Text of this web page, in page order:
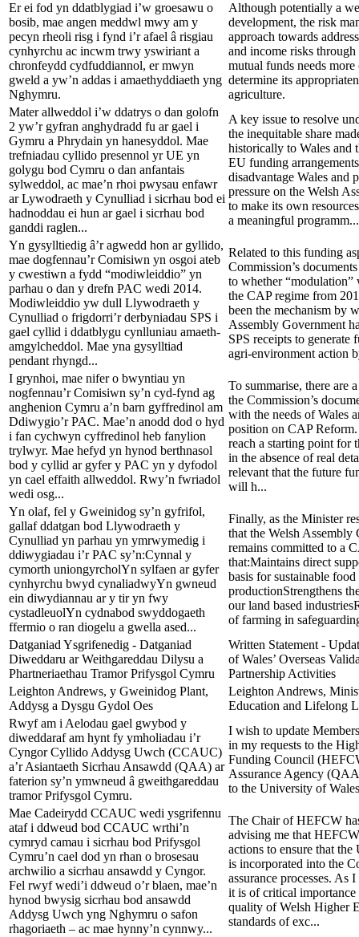
Er ei fod yn ddatblygiad i’w groesawu o
bosib, mae angen meddwl mwy am y
pecyn rheoli risg i fynd i’r afael â risgiau
cynhyrchu ac incwm trwy yswiriant a
chronfeydd cydfuddiannol, er mwyn
gweld a yw’n addas i amaethyddiaeth yng
Nghymru.
Although potentially a
development, the risk
approach towards
and income risks through
mutual funds needs
determine its
agriculture.
Mater allweddol i’w ddatrys o dan golofn
2 yw’r gyfran anghydradd fu ar gael i
Gymru a Phrydain yn hanesyddol. Mae
trefniadau cyllido presennol yr UE yn
golygu bod Cymru o dan anfantais
sylweddol, ac mae’n rhoi pwysau enfawr
ar Lywodraeth y Cynulliad i sicrhau bod ei
hadnoddau ei hun ar gael i sicrhau bod
ganddi raglen...
A key issue to resolve
the inequitable share
historically to Wales and
EU funding
disadvantage Wales and
pressure on the Welsh
to make its own
a meaningful programm...
Yn gysylltiedig â’r agwedd hon ar gyllido,
mae dogfennau’r Comisiwn yn osgoi ateb
y cwestiwn a fydd “modiwleiddio” yn
parhau o dan y drefn PAC wedi 2014.
Modiwleiddio yw dull Llywodraeth y
Cynulliad o frigdorri’r derbyniadau SPS i
gael cyllid i ddatblygu cynlluniau amaeth-
amgylcheddol. Mae yna gysylltiad
pendant rhyngd...
Related to this funding
Commission’s
to whether
the CAP regime from
been the mechanism by
Assembly Government
SPS receipts to generate
agri-environment action
I grynhoi, mae nifer o bwyntiau yn
nogfennau’r Comisiwn sy’n cyd-fynd ag
anghenion Cymru a’n barn gyffredinol am
Ddiwygio’r PAC. Mae’n anodd dod o hyd
i fan cychwyn cyffredinol heb fanylion
trylwyr. Mae hefyd yn hynod berthnasol
bod y cyllid ar gyfer y PAC yn y dyfodol
yn cael effaith allweddol. Rwy’n fwriadol
wedi osg...
To summarise, there are
the Commission’s
with the needs of Wales
position on CAP
reach a starting point for
in the absence of real
relevant that the future
will h...
Yn olaf, fel y Gweinidog sy’n gyfrifol,
gallaf ddatgan bod Llywodraeth y
Cynulliad yn parhau yn ymrwymedig i
ddiwygiadau i’r PAC sy’n:Cynnal y
cymorth uniongyrcholYn sylfaen ar gyfer
cynhyrchu bwyd cynaliadwyYn gwneud
ein diwydiannau ar y tir yn fwy
cystadleuolYn cydnabod swyddogaeth
ffermio o ran diogelu a gwella ased...
Finally, as the Minister
that the Welsh Assembly
remains committed to a
that:Maintains direct
basis for sustainable food
productionStrengthens
our land based
of farming in
Datganiad Ysgrifenedig - Datganiad
Diweddaru ar Weithgareddau Dilysu a
Phartneriaethau Tramor Prifysgol Cymru
Written Statement -
of Wales’ Overseas
Partnership Activities
Leighton Andrews, y Gweinidog Plant,
Addysg a Dysgu Gydol Oes
Leighton Andrews,
Education and Lifelong
Rwyf am i Aelodau gael gwybod y
diweddaraf am hynt fy ymholiadau i’r
Cyngor Cyllido Addysg Uwch (CCAUC)
a’r Asiantaeth Sicrhau Ansawdd (QAA) ar
faterion sy’n ymwneud â gweithgareddau
tramor Prifysgol Cymru.
I wish to update
in my requests to the
Funding Council
Assurance Agency
to the University of
Mae Cadeirydd CCAUC wedi ysgrifennu
ataf i ddweud bod CCAUC wrthi’n
cymryd camau i sicrhau bod Prifysgol
Cymru’n cael dod yn rhan o brosesau
archwilio a sicrhau ansawdd y Cyngor.
Fel rwyf wedi’i ddweud o’r blaen, mae’n
hynod bwysig sicrhau bod ansawdd
Addysg Uwch yng Nghymru o safon
rhagoriaeth – ac mae hynny’n cynnwy...
The Chair of HEFCW
advising me that
actions to ensure that
is incorporated into the
assurance processes. As
it is of critical importance
quality of Welsh Higher
standards of exc...